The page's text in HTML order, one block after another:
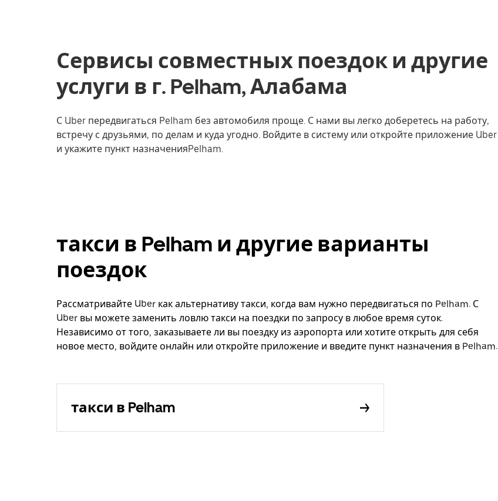
Сервисы совместных поездок и другие
услуги в г. Pelham, Алабама
С Uber передвигаться Pelham без автомобиля проще. С нами вы легко доберетесь на работу,
встречу с друзьями, по делам и куда угодно. Войдите в систему или откройте приложение Uber
и укажите пункт назначенияPelham.
такси в Pelham и другие варианты
поездок
Рассматривайте Uber как альтернативу такси, когда вам нужно передвигаться по Pelham. С
Uber вы можете заменить ловлю такси на поездки по запросу в любое время суток.
Независимо от того, заказываете ли вы поездку из аэропорта или хотите открыть для себя
новое место, войдите онлайн или откройте приложение и введите пункт назначения в Pelham.
такси в Pelham